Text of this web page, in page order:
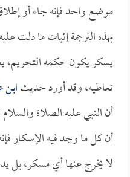
موضع واحد فإنه جاء أو
بهذه الترجمة إثبات ما دلت
يسكر يكون حكمه التحريم،
تعاطيه، وقد أورد حديث
أن النبي عليه الصلاة
أن كل ما وجد فيه الإسكار
لا يخرج عنها أي مسكر، بل